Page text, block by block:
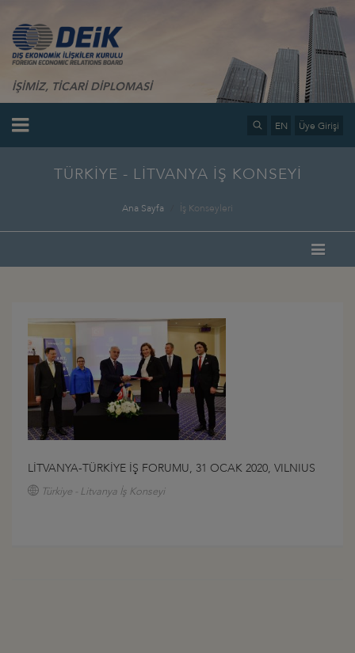
İŞİMİZ, TİCARİ DİPLOMASİ
EN Üye Girişi
TÜRKİYE - LİTVANYA İŞ KONSEYİ
Ana Sayfa İş Konseyleri
LİTVANYA-TÜRKİYE İŞ FORUMU, 31 OCAK 2020, VILNIUS
Türkiye - Litvanya İş Konseyi